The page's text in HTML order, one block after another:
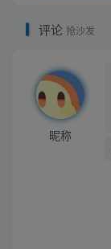
评论 抢沙发
昵称